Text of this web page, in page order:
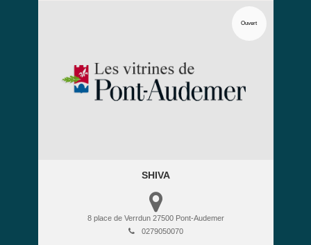
SHIVA
8 place de Verrdun 27500 Pont-Audemer
0279050070
Ouvert